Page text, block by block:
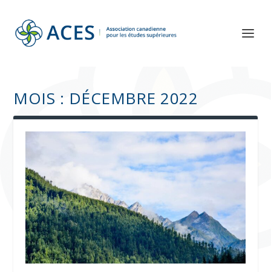
MOIS : DÉCEMBRE 2022